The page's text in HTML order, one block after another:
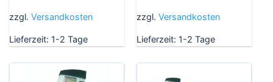
mehrere
auf.
Optionen
zzgl. Versandkosten
Lieferzeit: 1-2 Tage
zzgl. Versandkosten
Lieferzeit: 1-2 Tage